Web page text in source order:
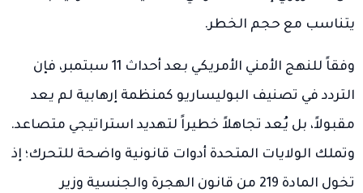
يتناسب مع حجم الخطر.
وفقاً للنهج الأمني الأمريكي بعد أحداث 11 سبتمبر، فإن
التردد في تصنيف البوليساريو كمنظمة إرهابية لم يعد
مقبولاً، بل يُعد تجاهلاً خطيراً لتهديد استراتيجي متصاعد.
وتملك الولايات المتحدة أدوات قانونية واضحة للتحرك؛ إذ
تخول المادة 219 من قانون الهجرة والجنسية وزير